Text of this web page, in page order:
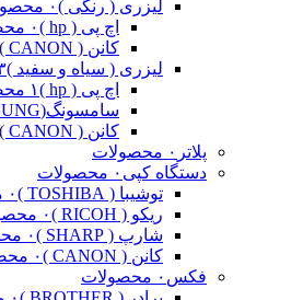
لیزری ( رنگی )۰ محصولات
اچ پی ( hp )
۰ محصولات
کانن ( CANON )
لیزری ( سیاه و سفید )۳
اچ پی ( hp )
۱ محصولات
سامسونگ(SAMSUNG)
کانن ( CANON )
پلاتر ۰ محصولات
دستگاه کپی ۰ محصولات
توشیبا ( TOSHIBA )
۰ محصولات
ریکو ( RICOH )
۰ محصولات
شارپ ( SHARP )
۰ محصولات
کانن ( CANON )
۰ محصولات
فکس ۰ محصولات